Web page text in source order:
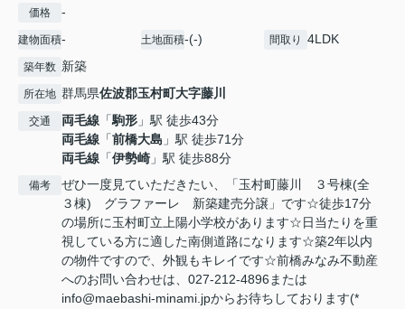
価格 -
建物面積- 土地面積-(-) 間取り 4LDK
築年数 新築
所在地 群馬県佐波郡玉村町大字藤川
交通 両毛線 「駒形 」駅 徒歩43分
両毛線 「前橋大島 」駅 徒歩71分
両毛線 「伊勢崎 」駅 徒歩88分
備考
ぜひ一度見ていただきたい、「玉村町藤川 ３号棟(全
３棟) グラファーレ 新築建売分譲」です☆徒歩17分
の場所に玉村町立上陽小学校があります☆日当たりを重
視している方に適した南側道路になります☆築2年以内
の物件ですので、外観もキレイです☆前橋みなみ不動産
へのお問い合わせは、027-212-4896または
info@maebashi-minami.jpからお待ちしております(*